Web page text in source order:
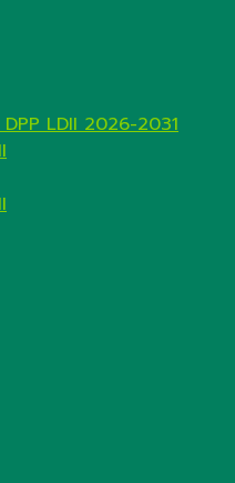
LDII 2026-2031